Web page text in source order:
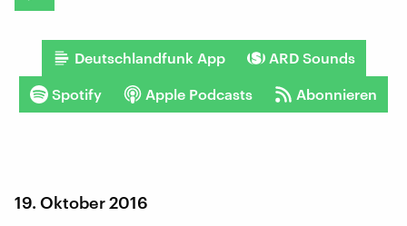
Deutschlandfunk App ARD Sounds
Spotify Apple Podcasts Abonnieren
19. Oktober 2016